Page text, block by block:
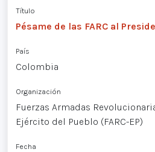
Título
Pésame de las FARC al
País
Colombia
Organización
Fuerzas Armadas
Ejército del Pueblo (FARC-EP)
Fecha